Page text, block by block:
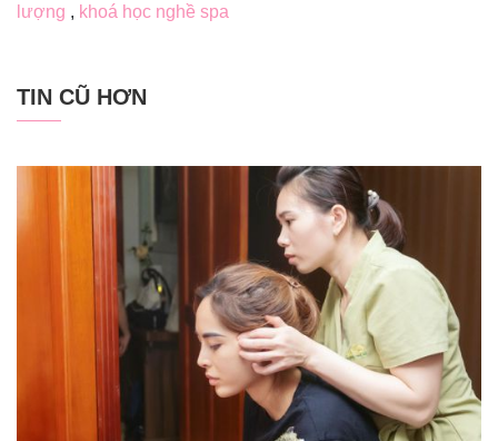
lượng , khoá học nghề spa
TIN CŨ HƠN